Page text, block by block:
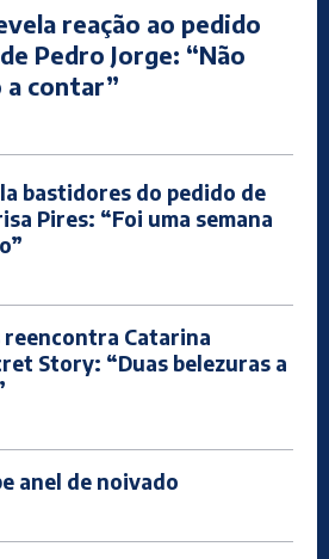
reação ao pedido
Pedro Jorge: “Não
a contar”
bastidores do pedido de
Pires: “Foi uma semana
Catarina
Story: “Duas belezuras a
anel de noivado